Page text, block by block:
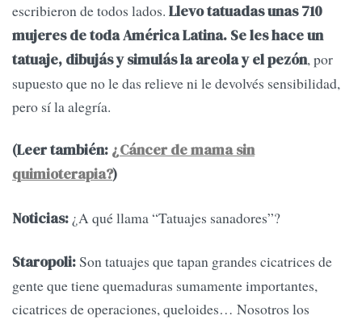
escribieron de todos lados. Llevo tatuadas unas 710
mujeres de toda América Latina. Se les hace un
tatuaje, dibujás y simulás la areola y el pezón, por
supuesto que no le das relieve ni le devolvés sensibilidad,
pero sí la alegría.
(Leer también: ¿Cáncer de mama sin
quimioterapia?)
Noticias: ¿A qué llama “Tatuajes sanadores”?
Staropoli:Son tatuajes que tapan grandes cicatrices de
gente que tiene quemaduras sumamente importantes,
cicatrices de operaciones, queloides… Nosotros los